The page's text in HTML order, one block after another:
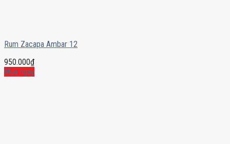
Rum Zacapa Ambar 12
950.000₫
Mua ngay